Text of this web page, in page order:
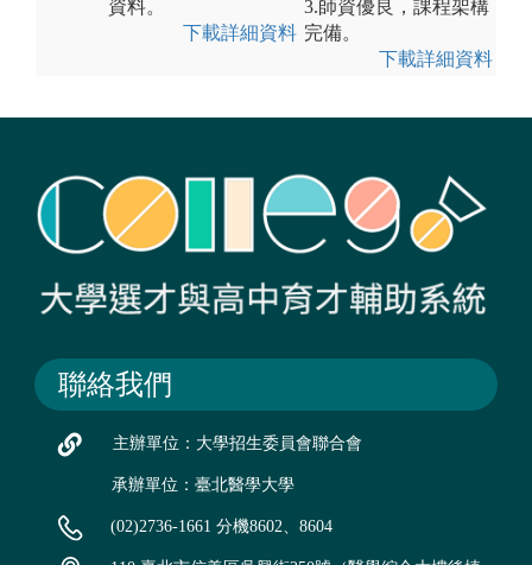
資料。
下載詳細資料
3.師資優良，課程架構
完備。
下載詳細資料
聯絡我們
主辦單位：大學招生委員會聯合會
承辦單位：臺北醫學大學
(02)2736-1661 分機8602、8604